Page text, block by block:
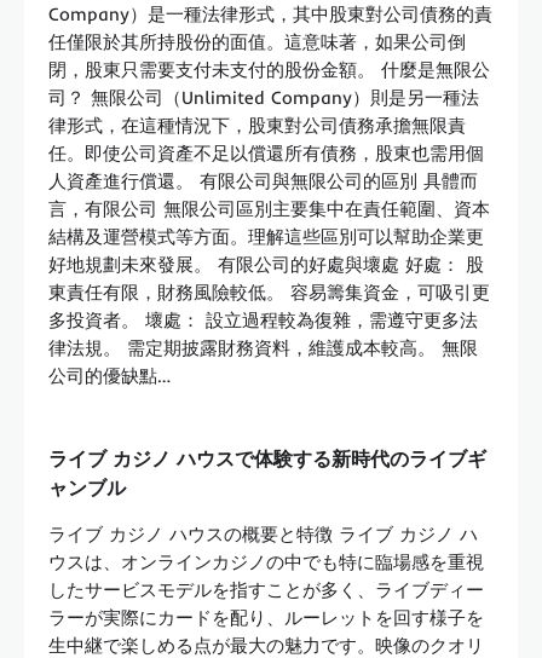
Company）是一種法律形式，其中股東對公司債務的責
任僅限於其所持股份的面值。這意味著，如果公司倒
閉，股東只需要支付未支付的股份金額。 什麼是無限公
司？ 無限公司（Unlimited Company）則是另一種法
律形式，在這種情況下，股東對公司債務承擔無限責
任。即使公司資產不足以償還所有債務，股東也需用個
人資產進行償還。 有限公司與無限公司的區別 具體而
言，有限公司 無限公司區別主要集中在責任範圍、資本
結構及運營模式等方面。理解這些區別可以幫助企業更
好地規劃未來發展。 有限公司的好處與壞處 好處： 股
東責任有限，財務風險較低。 容易籌集資金，可吸引更
多投資者。 壞處： 設立過程較為復雜，需遵守更多法
律法規。 需定期披露財務資料，維護成本較高。 無限
公司的優缺點…
ライブ カジノ ハウスで体験する新時代のライブギ
ャンブル
ライブ カジノ ハウスの概要と特徴 ライブ カジノ ハ
ウスは、オンラインカジノの中でも特に臨場感を重視
したサービスモデルを指すことが多く、ライブディー
ラーが実際にカードを配り、ルーレットを回す様子を
生中継で楽しめる点が最大の魅力です。映像のクオリ